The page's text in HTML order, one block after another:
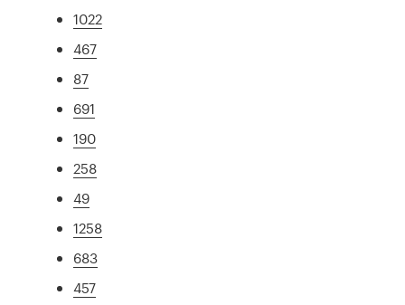
1022
467
87
691
190
258
49
1258
683
457